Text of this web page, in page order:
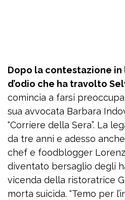
Dopo la contestazione
d’odio che ha travolto
comincia a farsi
sua avvocata Barbara
“Corriere della Sera”. La
da tre anni e adesso
chef e foodblogger
diventato bersaglio degli
vicenda della ristoratrice
morta suicida. “Temo per